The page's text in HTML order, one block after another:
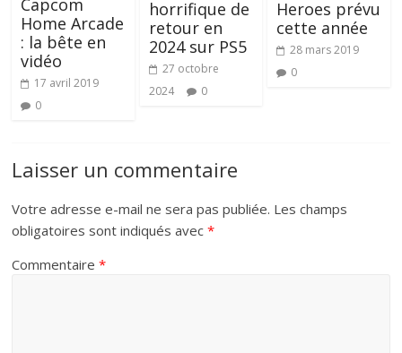
Home Arcade
: la bête en
vidéo
17 avril 2019
0
horrifique de
retour en
2024 sur PS5
27 octobre
2024
0
Heroes prévu
cette année
28 mars 2019
0
Laisser un commentaire
Votre adresse e-mail ne sera pas publiée. Les champs
obligatoires sont indiqués avec*
Commentaire*